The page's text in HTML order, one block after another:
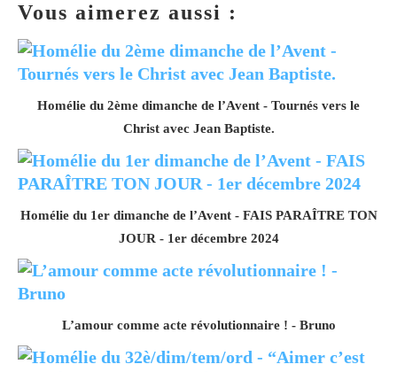
Vous aimerez aussi :
Homélie du 2ème dimanche de l’Avent - Tournés vers le
Christ avec Jean Baptiste.
Homélie du 1er dimanche de l’Avent - FAIS PARAÎTRE TON
JOUR - 1er décembre 2024
L’amour comme acte révolutionnaire ! - Bruno